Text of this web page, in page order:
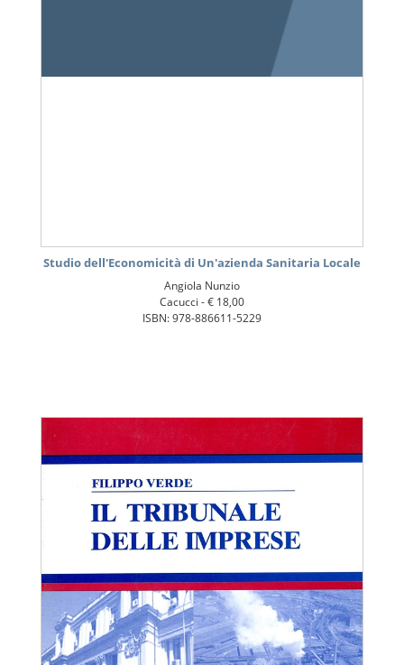
Studio dell'Economicità di Un'azienda Sanitaria Locale
Angiola Nunzio
Cacucci -€ 18,00
ISBN: 978-886611-5229